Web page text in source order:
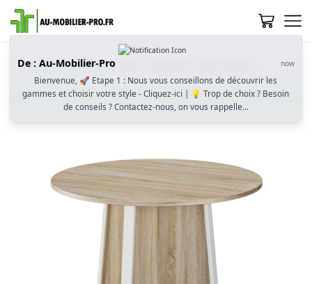
Home Espace de Travail
De : Au-Mobilier-Pro now
Bienvenue, 🚀 Etape 1 : Nous vous conseillons de découvrir les
gammes et choisir votre style - Cliquez-ici | 💡 Trop de choix ? Besoin
de conseils ? Contactez-nous, on vous rappelle...